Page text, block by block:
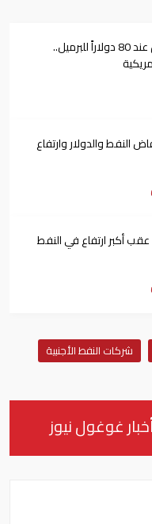
أسعار النفط تداول عند 80 دولاراً للبرميل..
النفط والدولار وارتفاع
أكبر ارتفاع في النفط
شركات النفط الأجنبية
غوغول نيوز